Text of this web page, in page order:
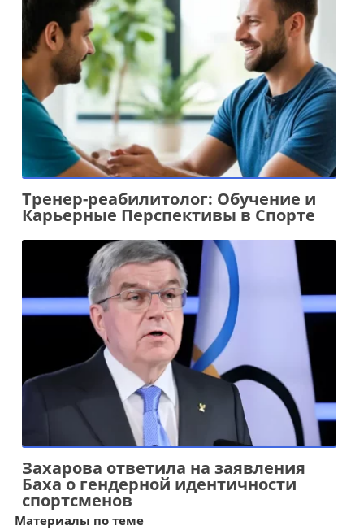
Тренер-реабилитолог: Обучение и
Карьерные Перспективы в Спорте
Захарова ответила на заявления
Баха о гендерной идентичности
спортсменов
Материалы по теме